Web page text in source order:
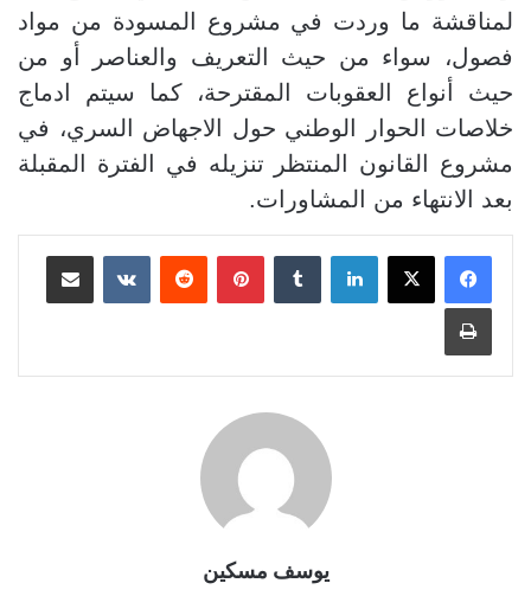
لمناقشة ما وردت في مشروع المسودة من مواد
فصول، سواء من حيث التعريف والعناصر أو من
حيث أنواع العقوبات المقترحة، كما سيتم ادماج
خلاصات الحوار الوطني حول الاجهاض السري، في
مشروع القانون المنتظر تنزيله في الفترة المقبلة
بعد الانتهاء من المشاورات.
لينكدإن بينتيريست مشاركة عبر البريد
طباعة
يوسف مسكين